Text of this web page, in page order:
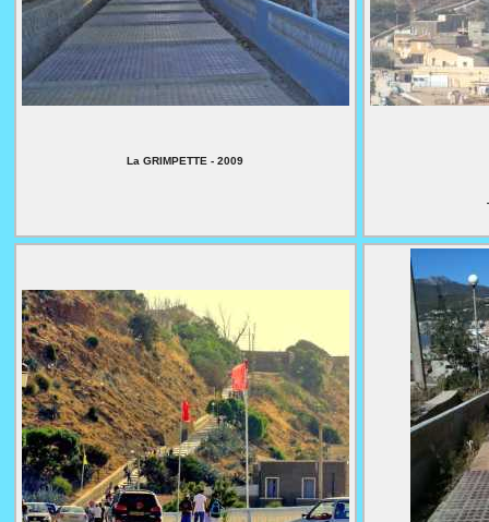
La GRIMPETTE - 2009